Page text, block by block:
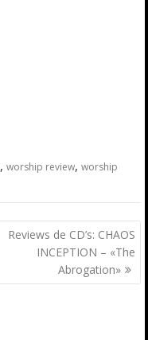
,worship review,worship
Reviews de CD’s: CHAOS
INCEPTION – «The
Abrogation»